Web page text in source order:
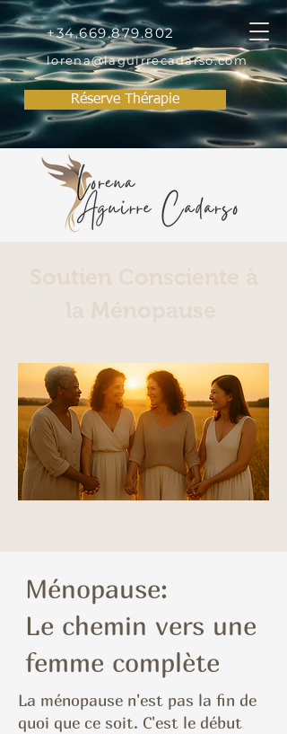
+34.669.879.802
lorena@laguirrecadarso.com
Réserve Thérapie
Ménopause:
Le chemin vers une
femme complète
La ménopause n'est pas la fin de
quoi que ce soit. C'est le début